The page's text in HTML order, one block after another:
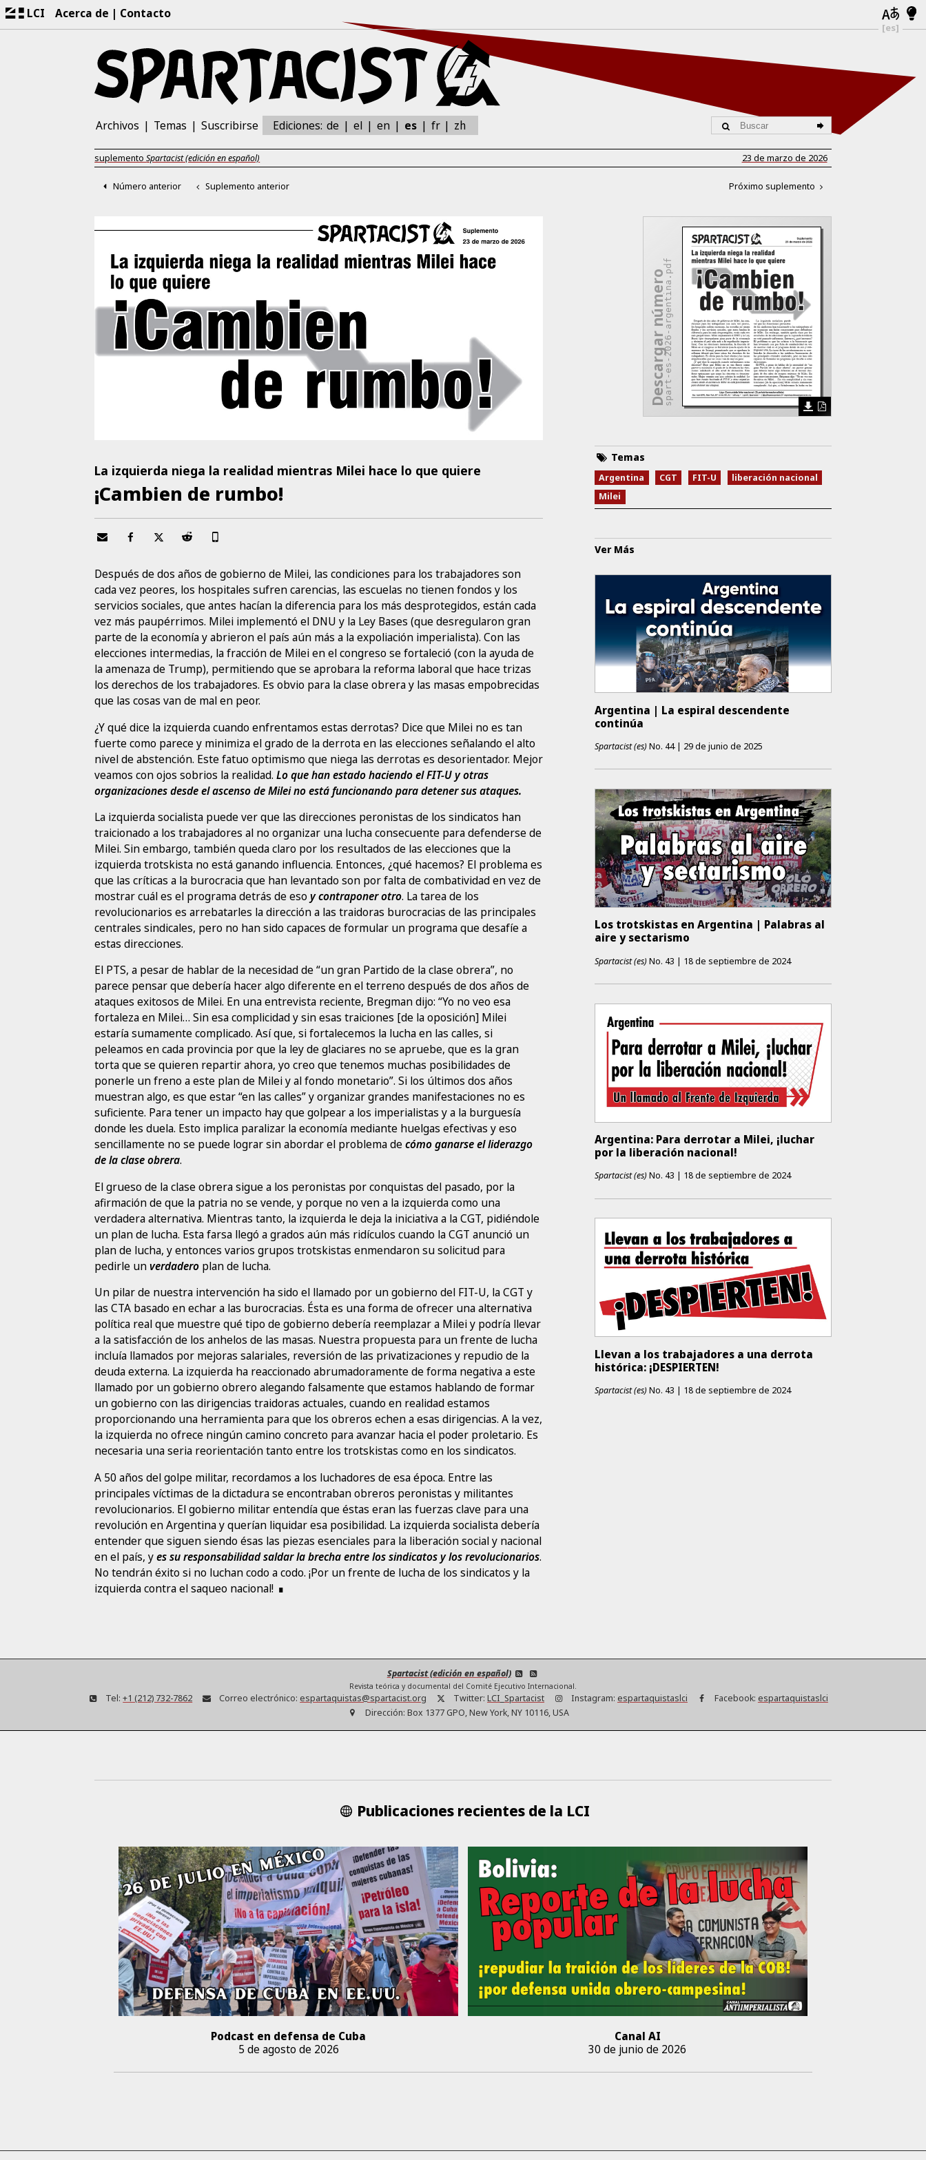
LCI Acerca de Contacto
[es]
Archivos Temas Suscribirse Ediciones: de el en es fr zh
suplementoSpartacist (edición en español) 23 de marzo de 2026
Número anterior Suplemento anterior Próximo suplemento
La izquierda niega la realidad mientras Milei hace lo que quiere
¡Cambien de rumbo!
Después de dos años de gobierno de Milei, las condiciones para los trabajadores son
cada vez peores, los hospitales sufren carencias, las escuelas no tienen fondos y los
servicios sociales, que antes hacían la diferencia para los más desprotegidos, están cada
vez más paupérrimos. Milei implementó el DNU y la Ley Bases (que desregularon gran
parte de la economía y abrieron el país aún más a la expoliación imperialista). Con las
elecciones intermedias, la fracción de Milei en el congreso se fortaleció (con la ayuda de
la amenaza de Trump), permitiendo que se aprobara la reforma laboral que hace trizas
los derechos de los trabajadores. Es obvio para la clase obrera y las masas empobrecidas
que las cosas van de mal en peor.
¿Y qué dice la izquierda cuando enfrentamos estas derrotas? Dice que Milei no es tan
fuerte como parece y minimiza el grado de la derrota en las elecciones señalando el alto
nivel de abstención. Este fatuo optimismo que niega las derrotas es desorientador. Mejor
veamos con ojos sobrios la realidad.Lo que han estado haciendo el FIT-U y otras
organizaciones desde el ascenso de Milei no está funcionando para detener sus ataques.
La izquierda socialista puede ver que las direcciones peronistas de los sindicatos han
traicionado a los trabajadores al no organizar una lucha consecuente para defenderse de
Milei. Sin embargo, también queda claro por los resultados de las elecciones que la
izquierda trotskista no está ganando influencia. Entonces, ¿qué hacemos? El problema es
que las críticas a la burocracia que han levantado son por falta de combatividad en vez de
mostrar cuál es el programa detrás de esoy contraponer otro. La tarea de los
revolucionarios es arrebatarles la dirección a las traidoras burocracias de las principales
centrales sindicales, pero no han sido capaces de formular un programa que desafíe a
estas direcciones.
El PTS, a pesar de hablar de la necesidad de “un gran Partido de la clase obrera”, no
parece pensar que debería hacer algo diferente en el terreno después de dos años de
ataques exitosos de Milei. En una entrevista reciente, Bregman dijo: “Yo no veo esa
fortaleza en Milei… Sin esa complicidad y sin esas traiciones [de la oposición] Milei
estaría sumamente complicado. Así que, si fortalecemos la lucha en las calles, si
peleamos en cada provincia por que la ley de glaciares no se apruebe, que es la gran
torta que se quieren repartir ahora, yo creo que tenemos muchas posibilidades de
ponerle un freno a este plan de Milei y al fondo monetario”. Si los últimos dos años
muestran algo, es que estar “en las calles” y organizar grandes manifestaciones no es
suficiente. Para tener un impacto hay que golpear a los imperialistas y a la burguesía
donde les duela. Esto implica paralizar la economía mediante huelgas efectivas y eso
sencillamente no se puede lograr sin abordar el problema decómo ganarse el liderazgo
de la clase obrera.
El grueso de la clase obrera sigue a los peronistas por conquistas del pasado, por la
afirmación de que la patria no se vende, y porque no ven a la izquierda como una
verdadera alternativa. Mientras tanto, la izquierda le deja la iniciativa a la CGT, pidiéndole
un plan de lucha. Esta farsa llegó a grados aún más ridículos cuando la CGT anunció un
plan de lucha, y entonces varios grupos trotskistas enmendaron su solicitud para
pedirle unverdadero plan de lucha.
Un pilar de nuestra intervención ha sido el llamado por un gobierno del FIT-U, la CGT y
las CTA basado en echar a las burocracias. Ésta es una forma de ofrecer una alternativa
política real que muestre qué tipo de gobierno debería reemplazar a Milei y podría llevar
a la satisfacción de los anhelos de las masas. Nuestra propuesta para un frente de lucha
incluía llamados por mejoras salariales, reversión de las privatizaciones y repudio de la
deuda externa. La izquierda ha reaccionado abrumadoramente de forma negativa a este
llamado por un gobierno obrero alegando falsamente que estamos hablando de formar
un gobierno con las dirigencias traidoras actuales, cuando en realidad estamos
proporcionando una herramienta para que los obreros echen a esas dirigencias. A la vez,
la izquierda no ofrece ningún camino concreto para avanzar hacia el poder proletario. Es
necesaria una seria reorientación tanto entre los trotskistas como en los sindicatos.
A 50 años del golpe militar, recordamos a los luchadores de esa época. Entre las
principales víctimas de la dictadura se encontraban obreros peronistas y militantes
revolucionarios. El gobierno militar entendía que éstas eran las fuerzas clave para una
revolución en Argentina y querían liquidar esa posibilidad. La izquierda socialista debería
entender que siguen siendo ésas las piezas esenciales para la liberación social y nacional
en el país, yes su responsabilidad saldar la brecha entre los sindicatos y los revolucionarios.
No tendrán éxito si no luchan codo a codo. ¡Por un frente de lucha de los sindicatos y la
izquierda contra el saqueo nacional!
Descargar númerospart-es-2026-argentina.pdf
Temas
Argentina CGT FIT-U
liberación nacional
Milei
Ver Más
Argentina | La espiral descendente
continúa
Spartacist (es) No. 44 | 29 de junio de 2025
Los trotskistas en Argentina | Palabras al
aire y sectarismo
Spartacist (es) No. 43 | 18 de septiembre de 2024
Argentina: Para derrotar a Milei, ¡luchar
por la liberación nacional!
Spartacist (es) No. 43 | 18 de septiembre de 2024
Llevan a los trabajadores a una derrota
histórica: ¡DESPIERTEN!
Spartacist (es) No. 43 | 18 de septiembre de 2024
Spartacist (edición en español)
Revista teórica y documental del Comité Ejecutivo Internacional.
Tel: +1 (212) 732-7862 Correo electrónico: espartaquistas@spartacist.org Twitter: LCI_Spartacist Instagram: espartaquistaslci Facebook: espartaquistaslci
Dirección: Box 1377 GPO, New York, NY 10116, USA
Publicaciones recientes de la LCI
Podcast en defensa de Cuba
5 de agosto de 2026
Canal AI
30 de junio de 2026